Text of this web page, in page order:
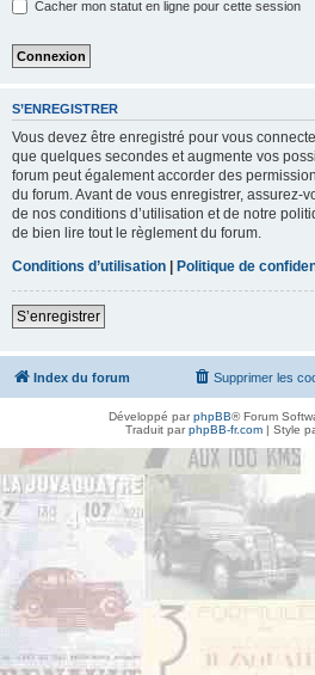
Cacher mon statut en ligne pour cette session
S’ENREGISTRER
Vous devez être enregistré pour vous
que quelques secondes et augmente vos
forum peut également accorder des
du forum. Avant de vous enregistrer, assurez-
de nos conditions d’utilisation et de notre
de bien lire tout le règlement du forum.
Conditions d’utilisation | Politique de
S’enregistrer
Index du forum Supprimer les
Développé parphpBB® Forum
Traduit parphpBB-fr.com| Style